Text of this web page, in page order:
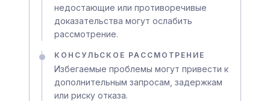
недостающие или противоречивые
доказательства могут ослабить
рассмотрение.
КОНСУЛЬСКОЕ РАССМОТРЕНИЕ
Избегаемые проблемы могут привести к
дополнительным запросам, задержкам
или риску отказа.